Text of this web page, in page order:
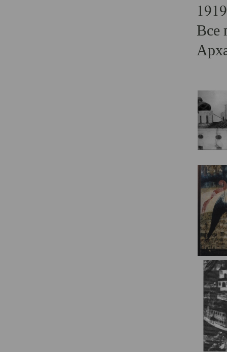
Все